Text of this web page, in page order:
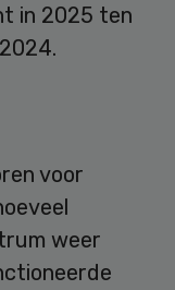
in 2025 ten
voor
weer